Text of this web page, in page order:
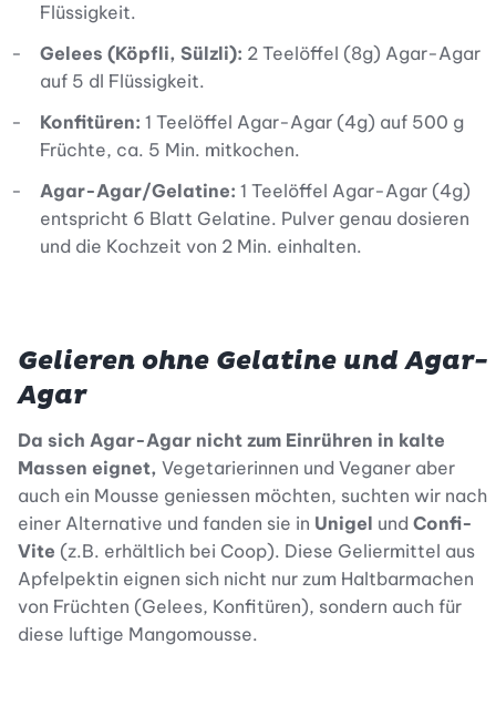
Flüssigkeit.
Gelees (Köpfli, Sülzli): 2 Teelöffel (8g) Agar-Agar
auf 5 dl Flüssigkeit.
Konfitüren: 1 Teelöffel Agar-Agar (4g) auf 500 g
Früchte, ca. 5 Min. mitkochen.
Agar-Agar/Gelatine: 1 Teelöffel Agar-Agar (4g)
entspricht 6 Blatt Gelatine. Pulver genau dosieren
und die Kochzeit von 2 Min. einhalten.
Gelieren ohne Gelatine und Agar-
Agar
Da sich Agar-Agar nicht zum Einrühren in kalte
Massen eignet, Vegetarierinnen und Veganer aber
auch ein Mousse geniessen möchten, suchten wir nach
einer Alternative und fanden sie in Unigel und Confi-
Vite (z.B. erhältlich bei Coop). Diese Geliermittel aus
Apfelpektin eignen sich nicht nur zum Haltbarmachen
von Früchten (Gelees, Konfitüren), sondern auch für
diese luftige Mangomousse.